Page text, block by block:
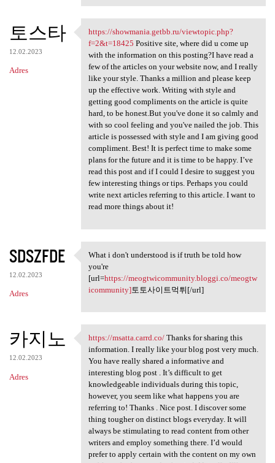
토스타
12.02.2023
Adres
https://showmania.getbb.ru
https://showmania.getbb.ru/viewtopic.php?
f=2&t=18425 Positive site, where did u come up
with the information on this posting?I have read a
few of the articles on your website now, and I really
like your style. Thanks a million and please keep
up the effective work. Writing with style and
getting good compliments on the article is quite
hard, to be honest.But you've done it so calmly and
with so cool feeling and you've nailed the job. This
article is possessed with style and I am giving good
compliment. Best! It is perfect time to make some
plans for the future and it is time to be happy. I’ve
read this post and if I could I desire to suggest you
few interesting things or tips. Perhaps you could
write next articles referring to this article. I want to
read more things about it!
SDSZFDE
12.02.2023
Adres
What i don't understood is if
What i don't understood is if truth be told how
you're
[url=https://meogtwicommunity.bloggi.co/meogtw
icommunity]토토사이트먹튀[/url]
카지노
12.02.2023
Adres
https://msatta.carrd.co/
https://msatta.carrd.co/Thanks for sharing this
information. I really like your blog post very much.
You have really shared a informative and
interesting blog post . It’s difficult to get
knowledgeable individuals during this topic,
however, you seem like what happens you are
referring to! Thanks . Nice post. I discover some
thing tougher on distinct blogs everyday. It will
always be stimulating to read content from other
writers and employ something there. I’d would
prefer to apply certain with the content on my own